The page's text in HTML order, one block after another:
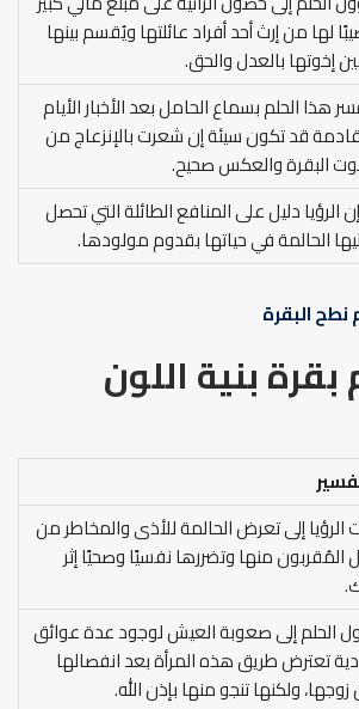
لها من إرث أحد أفراد عائلتها ويُقسم بينها
إخوتها بالعدل والحق.
هذا الحلم بسماع الحامل بعد الأخبار الأيام
قد تكون سيئة إن شعرت بالإنزعاج من
البقرة والعكس صحيح.
الرؤيا دليل على المنافع الطائلة التي تحصل
الحالمة في حياتها بقدوم مولودها.
البقرة
بنية اللون
الرؤيا إلى تعرض الحالمة للأذى والمخاطر من
المُقربون منها وتضررها نفسيًا وصحيًا إثر
الحلم إلى صعوبة العيش لوجود عدة عوائق
تعترض طريق هذه المرأة بعد انفصالها
ولكنها تنجو منها بإذن الله.